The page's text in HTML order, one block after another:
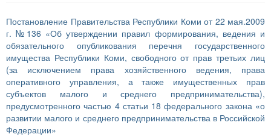
Постановление Правительства Республики Коми от 22 мая.2009
г. №136 «Об утверждении правил формирования, ведения и
обязательного опубликования перечня государственного
имущества Республики Коми, свободного от прав третьих лиц
(за исключением права хозяйственного ведения, права
оперативного управления, а также имущественных прав
субъектов малого и среднего предпринимательства),
предусмотренного частью 4 статьи 18 федерального закона «о
развитии малого и среднего предпринимательства в Российской
Федерации»